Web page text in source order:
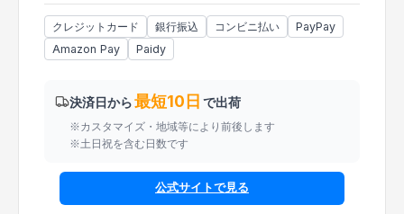
CPUクーラー 空冷
クレジットカード 銀行振込 コンビニ払い
PayPay
Amazon Pay
Paidy
決済日から最短10日 で出荷
※カスタマイズ・地域等により前後します
※土日祝を含む日数です
公式サイトで見る